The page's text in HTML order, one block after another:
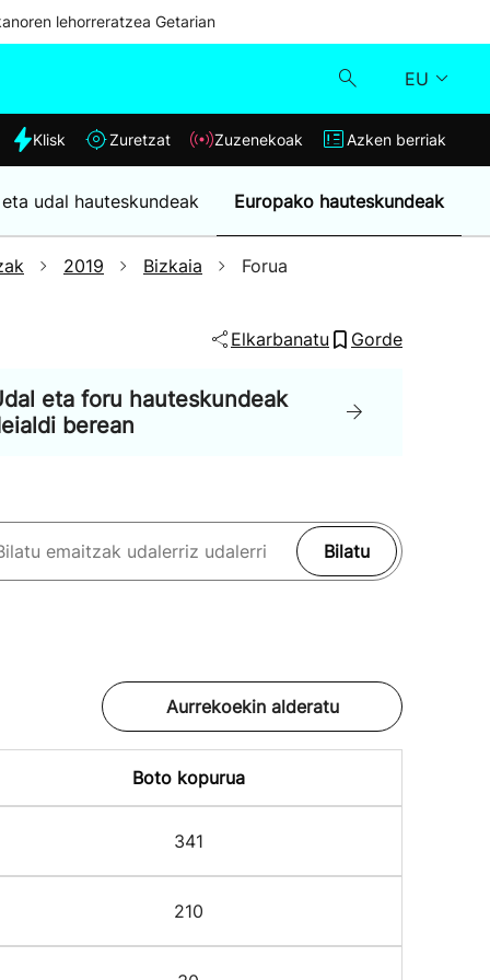
lehorreratzea Getarian
EU
Klisk
Zuzenekoak
Azken berriak
Klisk Zuretzat Zuzenekoak Azken berriak
udal hauteskundeak Europako hauteskundeak
2019 Bizkaia Forua
Elkarbanatu Gorde
eta foru hauteskundeak
berean
Bilatu
Aurrekoekin alderatu
Boto kopurua
341
210